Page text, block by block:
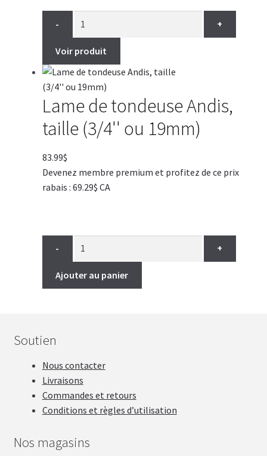
- +
Voir produit
Lame de tondeuse Andis,
taille (3/4'' ou 19mm)
83.99$
Devenez membre premium et profitez de ce prix
rabais : 69.29$ CA
- +
Ajouter au panier
Soutien
Nous contacter
Livraisons
Commandes et retours
Conditions et règles d’utilisation
Nos magasins